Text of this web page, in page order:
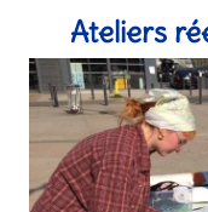
Ateliers